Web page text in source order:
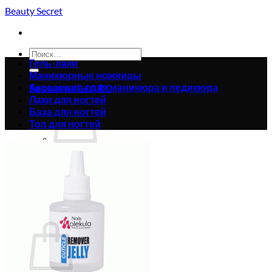
Skip
content
Beauty Secret
Искать:
Корзина /0.00₴0
Корзина пуста.
Корзина
Гель-лаки
Маникюрные ножницы
Аксессуары для маникюра и педикюра
Лаки для ногтей
База для ногтей
Топ для ногтей